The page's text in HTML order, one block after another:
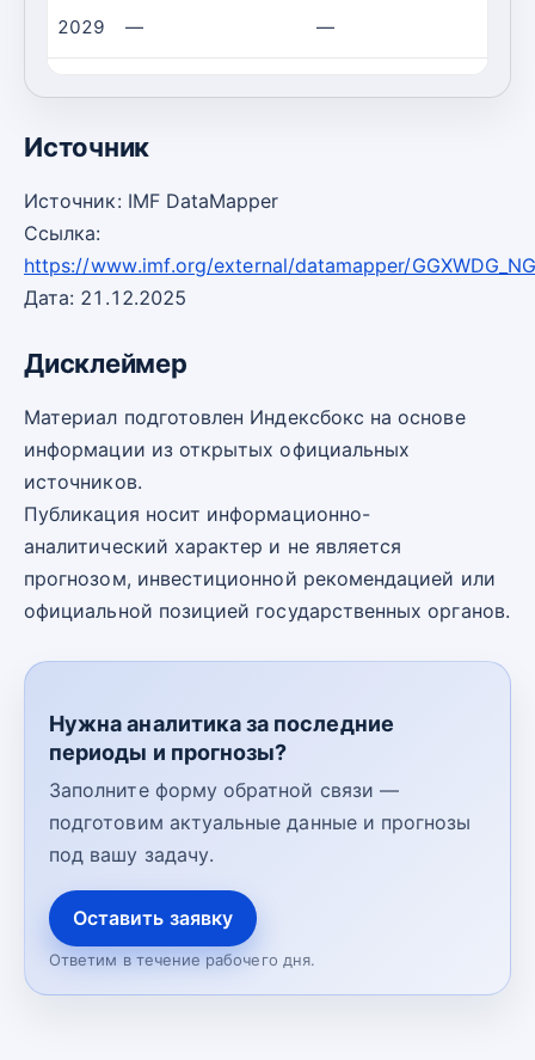
2029 — —
Источник
Источник: IMF DataMapper
Ссылка:
https://www.imf.org/external/datamapper/
Дата: 21.12.2025
Дисклеймер
Материал подготовлен Индексбокс на основе
информации из открытых официальных
источников.
Публикация носит информационно-
аналитический характер и не является
прогнозом, инвестиционной рекомендацией или
официальной позицией государственных органов.
Нужна аналитика за последние
периоды и прогнозы?
Заполните форму обратной связи —
подготовим актуальные данные и прогнозы
под вашу задачу.
Оставить заявку
Ответим в течение рабочего дня.